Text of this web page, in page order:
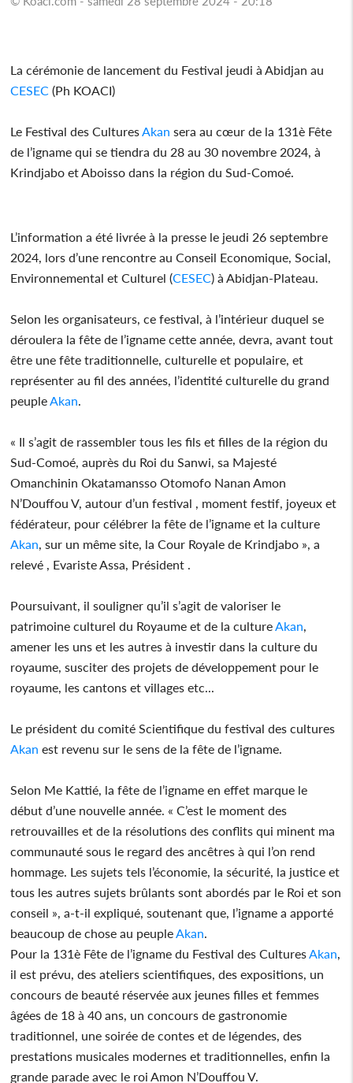
La cérémonie de lancement du Festival jeudi à Abidjan au
CESEC (Ph KOACI)
Le Festival des Cultures Akan sera au cœur de la 131è Fête
de l’igname qui se tiendra du 28 au 30 novembre 2024, à
Krindjabo et Aboisso dans la région du Sud-Comoé.
L’information a été livrée à la presse le jeudi 26 septembre
2024, lors d’une rencontre au Conseil Economique, Social,
Environnemental et Culturel (CESEC) à Abidjan-Plateau.
Selon les organisateurs, ce festival, à l’intérieur duquel se
déroulera la fête de l’igname cette année, devra, avant tout
être une fête traditionnelle, culturelle et populaire, et
représenter au fil des années, l’identité culturelle du grand
peuple Akan
« Il s’agit de rassembler tous les fils et filles de la région du
Sud-Comoé, auprès du Roi du Sanwi, sa Majesté
Omanchinin Okatamansso Otomofo Nanan Amon
N’Douffou V, autour d’un festival , moment festif, joyeux et
fédérateur, pour célébrer la fête de l’igname et la culture
Akan , sur un même site, la Cour Royale de Krindjabo », a
relevé , Evariste Assa, Président .
Poursuivant, il souligner qu’il s’agit de valoriser le
patrimoine culturel du Royaume et de la culture Akan
amener les uns et les autres à investir dans la culture du
royaume, susciter des projets de développement pour le
royaume, les cantons et villages etc...
Le président du comité Scientifique du festival des cultures
Akan est revenu sur le sens de la fête de l’igname.
Selon Me Kattié, la fête de l’igname en effet marque le
début d’une nouvelle année. « C’est le moment des
retrouvailles et de la résolutions des conflits qui minent ma
communauté sous le regard des ancêtres à qui l’on rend
hommage. Les sujets tels l’économie, la sécurité, la justice et
tous les autres sujets brûlants sont abordés par le Roi et son
conseil », a-t-il expliqué, soutenant que, l’igname a apporté
beaucoup de chose au peuple Akan
Pour la 131è Fête de l’igname du Festival des Cultures Akan
il est prévu, des ateliers scientifiques, des expositions, un
concours de beauté réservée aux jeunes filles et femmes
âgées de 18 à 40 ans, un concours de gastronomie
traditionnel, une soirée de contes et de légendes, des
prestations musicales modernes et traditionnelles, enfin la
grande parade avec le roi Amon N’Douffou V.